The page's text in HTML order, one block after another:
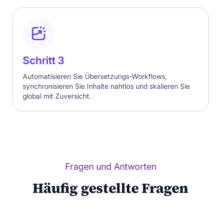
Schritt 3
Automatisieren Sie Übersetzungs-Workflows,
synchronisieren Sie Inhalte nahtlos und skalieren Sie
global mit Zuversicht.
Fragen und Antworten
Häufig gestellte Fragen